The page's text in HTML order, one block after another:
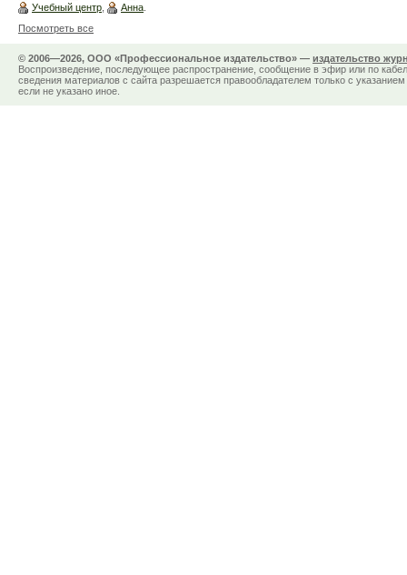
Учебный центр
Анна
Посмотреть все
© 2006—2026, ООО «Профессиональное издательство» — издательство
Воспроизведение, последующее распространение, сообщение в эфир или по
сведения материалов с сайта разрешается правообладателем только с
если не указано иное.